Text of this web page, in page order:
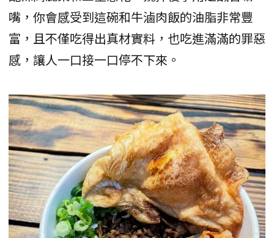
嘴，你會感受到這碗和牛滷肉飯的油脂非常豐
富，且不僅吃得出真材實料，也吃進滿滿的罪惡
感，讓人一口接一口停不下來。